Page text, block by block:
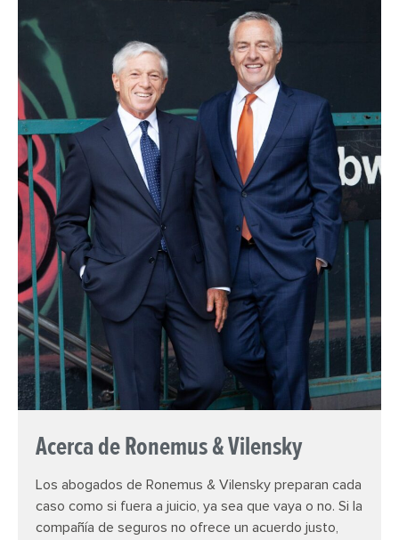
Acerca de Ronemus & Vilensky
Los abogados de Ronemus & Vilensky preparan cada
caso como si fuera a juicio, ya sea que vaya o no. Si la
compañía de seguros no ofrece un acuerdo justo,